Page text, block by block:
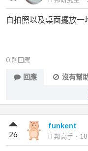
自拍照以及桌面擺放一
0 則回應
回應
沒有幫
funkent
iT邦高手 ．
26